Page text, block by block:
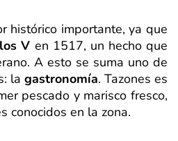
histórico importante, ya que
V en 1517, un hecho que
A esto se suma uno de
la gastronomía. Tazones es
pescado y marisco fresco,
conocidos en la zona.